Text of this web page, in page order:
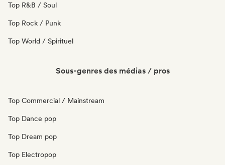
Top R&B / Soul
Top Rock / Punk
Top World / Spirituel
Sous-genres des médias / pros
Top Commercial / Mainstream
Top Dance pop
Top Dream pop
Top Electropop